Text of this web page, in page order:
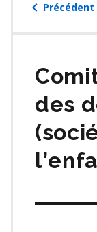
Précédent
des